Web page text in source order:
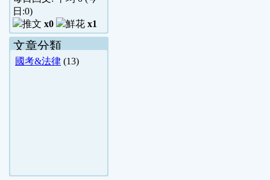
日:0)
x0
x1
文章分類
國考&法律 (13)